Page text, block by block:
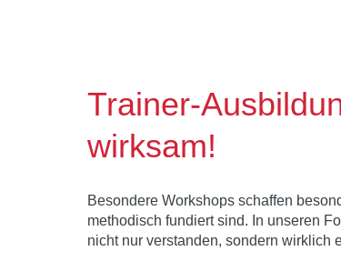
Trainer-
wirksam!
Besondere Workshops schaffen
methodisch fundiert sind. In unseren
nicht nur verstanden, sondern wirklich